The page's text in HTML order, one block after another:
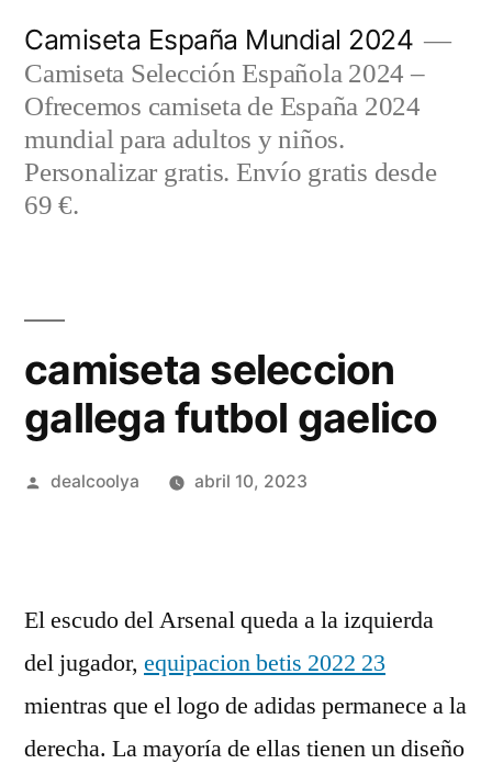
contenido
Camiseta España Mundial 2024
Camiseta Selección Española 2024 –
Ofrecemos camiseta de España 2024
mundial para adultos y niños.
Personalizar gratis. Envío gratis desde
69 €.
camiseta seleccion
gallega futbol gaelico
Publicado
dealcoolya abril 10, 2023
El escudo del Arsenal queda a la izquierda
del jugador, equipacion betis 2022 23
mientras que el logo de adidas permanece a la
derecha. La mayoría de ellas tienen un diseño